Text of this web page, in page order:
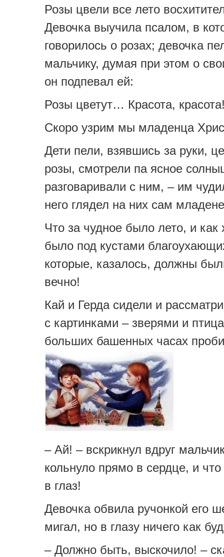
Розы цвели все лето
Девочка выучила псалом, в
говорилось о розах; девочка
мальчику, думая при этом о
он подпевал ей:
Розы цветут… Красота,
Скоро узрим мы младенца
Дети пели, взявшись за руки,
розы, смотрели па ясное
разговаривали с ним, – им
него глядел на них сам
Что за чудное было лето, и как
было под кустами
которые, казалось, должны
вечно!
Кай и Герда сидели и
с картинками – зверями и
больших башенных часах
– Ай! – вскрикнул вдруг
кольнуло прямо в сердце, и
в глаз!
Девочка обвила ручонкой его
мигал, но в глазу ничего как
– Должно быть, выскочило! –